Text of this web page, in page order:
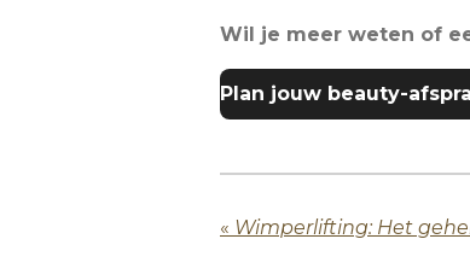
Wil je meer weten of
Plan jouw beauty-
« Wimperlifting: Het